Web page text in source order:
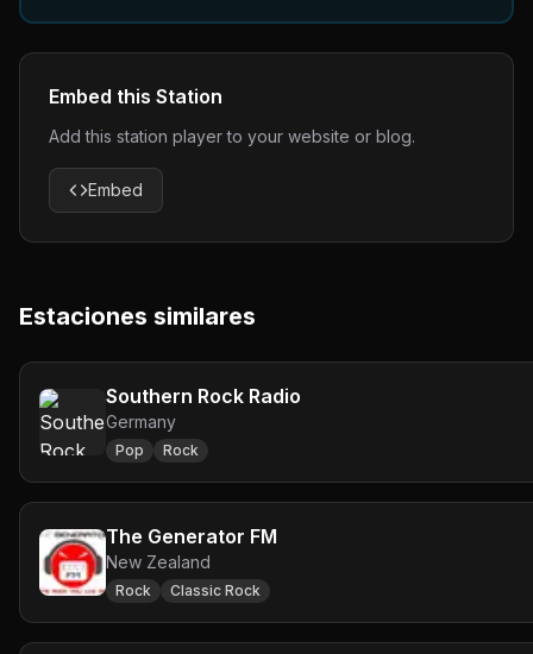
Embed this Station
Add this station player to your website or blog.
Embed
Estaciones similares
Southern Rock Radio
Germany
Pop Rock
The Generator FM
New Zealand
Rock Classic Rock